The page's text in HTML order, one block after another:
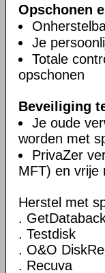
Opschonen
Je
Totale
opschonen
Beveiliging
Je oude
worden met
PrivaZer
MFT) en vrije
Herstel met
.
. Testdisk
. O&O
. Recuva